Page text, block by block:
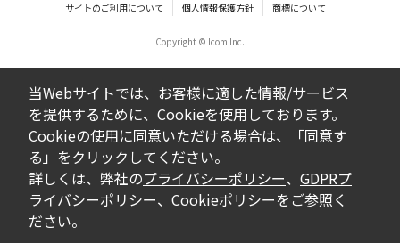
の転用は一切出来ません。
ダウンロードした取扱説明書およびその他す
べての掲載物の変更は一切行わないでくださ
い。お客様による内容の変更により、何らか
の欠陥が生じたとしても、弊社では一切の保
証をいたしません。また、内容の変更の結
果、万一お客様に損害が生じたとしても、弊
社及び販売店等は一切の責任を負いません。
掲載の取扱説明書等は、製品発売当時の内容
サイトのご利用について 個人情報保護方針 商標について
Copyright © Icom Inc.
当Webサイトでは、お客様に適した情報/サービス
を提供するために、Cookieを使用しております。
Cookieの使用に同意いただける場合は、「同意す
る」をクリックしてください。
詳しくは、弊社のプライバシーポリシー、 GDPRプ
ライバシーポリシー、 Cookieポリシーをご参照く
ださい。